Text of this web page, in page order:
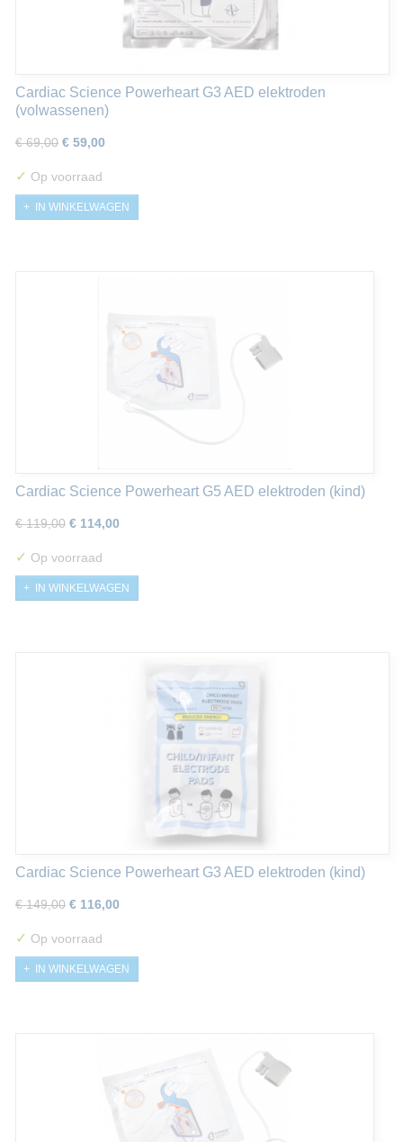
Cardiac Science Powerheart G3 AED elektroden
(volwassenen)
€ 69,00 € 59,00
✓ Op voorraad
IN WINKELWAGEN
Cardiac Science Powerheart G5 AED elektroden (kind)
€ 119,00 € 114,00
✓ Op voorraad
IN WINKELWAGEN
Cardiac Science Powerheart G3 AED elektroden (kind)
€ 149,00 € 116,00
✓ Op voorraad
IN WINKELWAGEN